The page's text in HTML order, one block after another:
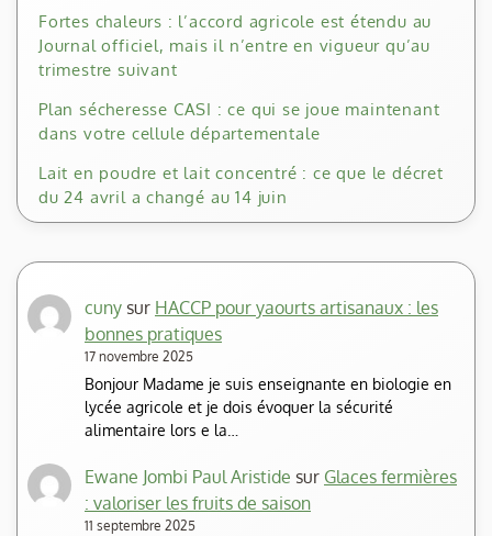
Fortes chaleurs : l’accord agricole est étendu au
Journal officiel, mais il n’entre en vigueur qu’au
trimestre suivant
Plan sécheresse CASI : ce qui se joue maintenant
dans votre cellule départementale
Lait en poudre et lait concentré : ce que le décret
du 24 avril a changé au 14 juin
cuny sur HACCP pour yaourts artisanaux : les
bonnes pratiques
17 novembre 2025
Bonjour Madame je suis enseignante en biologie en
lycée agricole et je dois évoquer la sécurité
alimentaire lors e la…
Ewane Jombi Paul Aristide sur Glaces fermières
: valoriser les fruits de saison
11 septembre 2025